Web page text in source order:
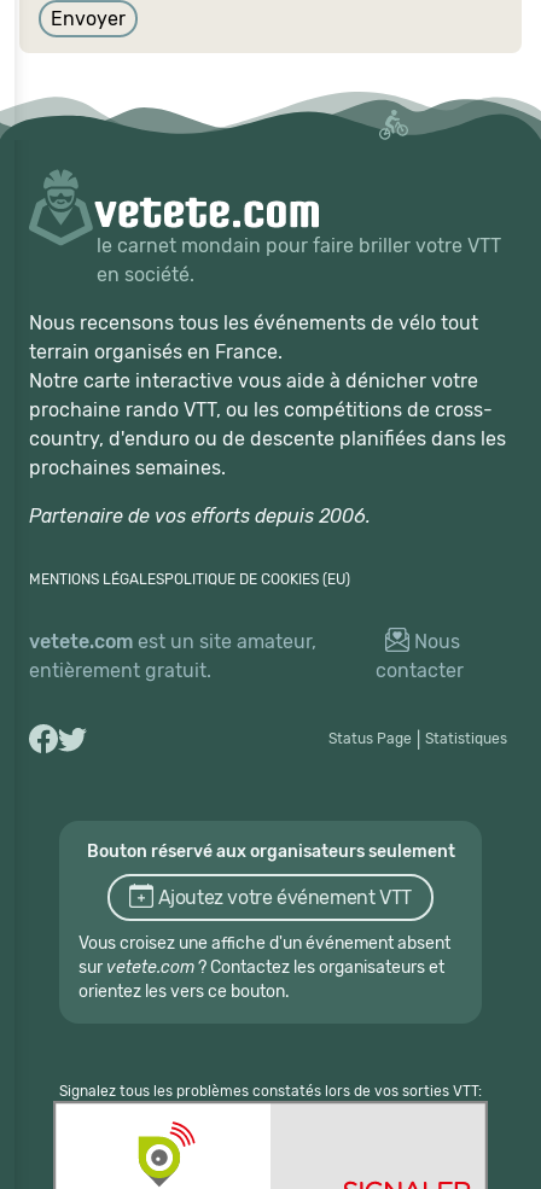
Envoyer
le carnet mondain pour faire briller votre VTT
en société.
Nous recensons tous les événements de vélo tout
terrain organisés en France.
Notre carte interactive vous aide à dénicher votre
prochaine rando VTT, ou les compétitions de cross-
country, d'enduro ou de descente planifiées dans les
prochaines semaines.
Partenaire de vos efforts depuis 2006.
MENTIONS LÉGALESPOLITIQUE DE COOKIES (EU)
vetete.com est un site amateur,
entièrement gratuit.
Nous
contacter
Status Page Statistiques
Bouton réservé aux organisateurs seulement
Ajoutez votre événement VTT
Vous croisez une affiche d'un événement absent
sur vetete.com? Contactez les organisateurs et
orientez les vers ce bouton.
Signalez tous les problèmes constatés lors de vos sorties VTT: